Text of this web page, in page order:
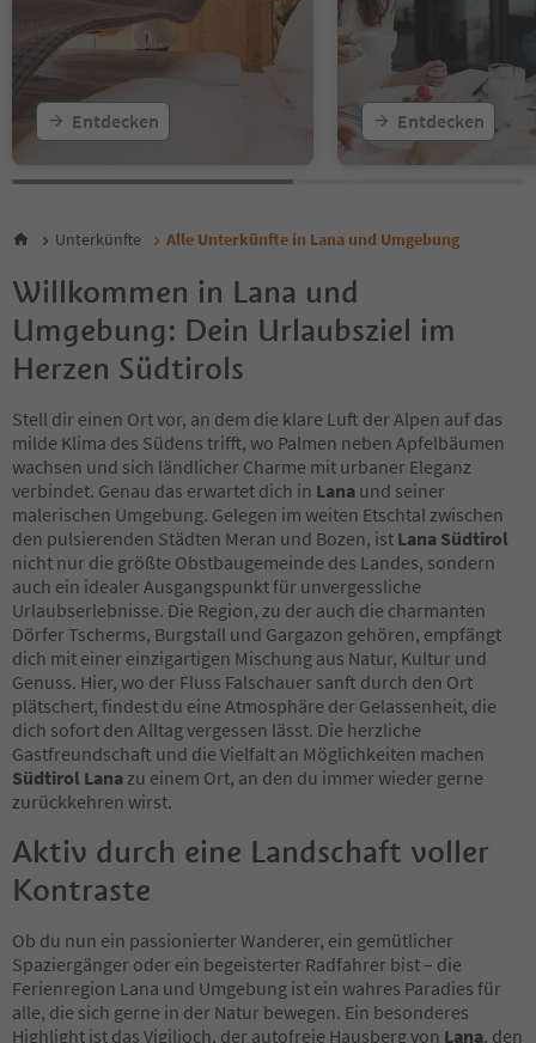
Entdecken Entdecken
Unterkünfte Alle Unterkünfte in Lana und Umgebung
Willkommen in Lana und
Umgebung: Dein Urlaubsziel im
Herzen Südtirols
Stell dir einen Ort vor, an dem die klare Luft der Alpen auf das
milde Klima des Südens trifft, wo Palmen neben Apfelbäumen
wachsen und sich ländlicher Charme mit urbaner Eleganz
verbindet. Genau das erwartet dich in Lana und seiner
malerischen Umgebung. Gelegen im weiten Etschtal zwischen
den pulsierenden Städten Meran und Bozen, ist Lana Südtirol
nicht nur die größte Obstbaugemeinde des Landes, sondern
auch ein idealer Ausgangspunkt für unvergessliche
Urlaubserlebnisse. Die Region, zu der auch die charmanten
Dörfer Tscherms, Burgstall und Gargazon gehören, empfängt
dich mit einer einzigartigen Mischung aus Natur, Kultur und
Genuss. Hier, wo der Fluss Falschauer sanft durch den Ort
plätschert, findest du eine Atmosphäre der Gelassenheit, die
dich sofort den Alltag vergessen lässt. Die herzliche
Gastfreundschaft und die Vielfalt an Möglichkeiten machen
Südtirol Lanazu einem Ort, an den du immer wieder gerne
zurückkehren wirst.
Aktiv durch eine Landschaft voller
Kontraste
Ob du nun ein passionierter Wanderer, ein gemütlicher
Spaziergänger oder ein begeisterter Radfahrer bist – die
Ferienregion Lana und Umgebung ist ein wahres Paradies für
alle, die sich gerne in der Natur bewegen. Ein besonderes
Highlight ist das Vigiljoch, der autofreie Hausberg von Lana, den